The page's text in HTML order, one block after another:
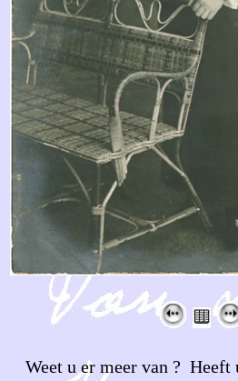
Weet u er meer van ?